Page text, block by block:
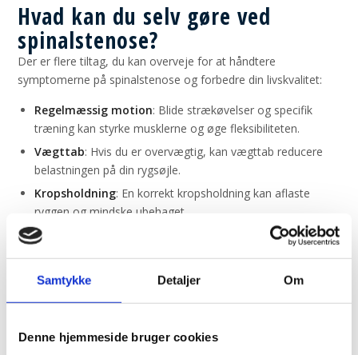
Samtykke Detaljer Om
Denne hjemmeside bruger cookies
Hvad kan du selv gøre ved
spinalstenose?
Der er flere tiltag, du kan overveje for at håndtere
symptomerne på spinalstenose og forbedre din livskvalitet:
Regelmæssig motion: Blide strækøvelser og specifik
træning kan styrke musklerne og øge fleksibiliteten.
Vægttab: Hvis du er overvægtig, kan vægttab reducere
belastningen på din rygsøjle.
Kropsholdning: En korrekt kropsholdning kan aflaste
ryggen og mindske ubehaget.
Smertelindring
: Smertestillende medicin kan give
længerevarende løsninger.
Behandling af spinalstenose